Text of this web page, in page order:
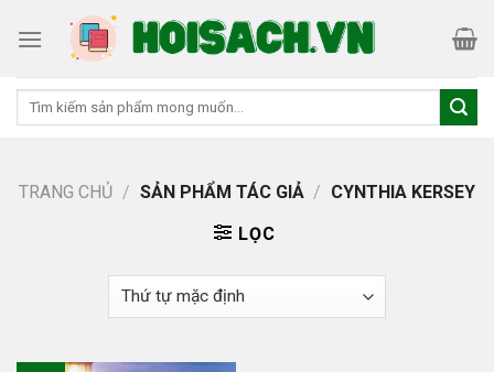
Tìm
TRANG CHỦ / SẢN PHẨM TÁC GIẢ / CYNTHIA KERSEY
LỌC